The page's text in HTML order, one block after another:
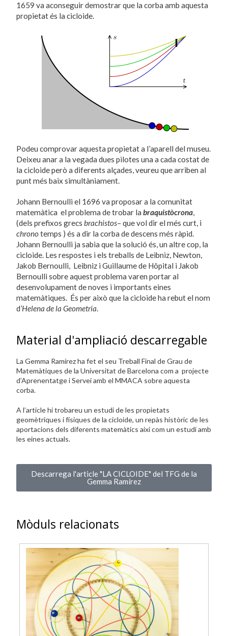
1659 va aconseguir demostrar que la corba amb aquesta
propietat és la cicloide.
Podeu comprovar aquesta propietat a l’aparell del museu.
Deixeu anar a la vegada dues pilotes una a cada costat de
la cicloide però a diferents alçades, veureu que arriben al
punt més baix simultàniament.
Johann Bernoulli el 1696 va proposar a la comunitat
matemàtica el problema de trobar labraquistòcrona,
(dels prefixos grecsbrachistos– que vol dir el més curt, i
chronotemps ) és a dir la corba de descens més ràpid.
Johann Bernoulli ja sabia que la solució és, un altre cop, la
cicloide. Les respostes i els treballs de Leibniz, Newton,
Jakob Bernoulli, Leibniz i Guillaume de Hôpital i Jakob
Bernoulli sobre aquest problema varen portar al
desenvolupament de noves i importants eines
matemàtiques. És per això que la cicloide ha rebut el nom
d’Helena de la Geometria.
Material d'ampliació descarregable
La Gemma Ramírez ha fet el seu Treball Final de Grau de
Matemàtiques de la Universitat de Barcelona com a projecte
d’Aprenentatge i Servei amb el MMACA sobre aquesta
corba.
A l’article hi trobareu un estudi de les propietats
geomètriques i físiques de la cicloide, un repàs històric de les
aportacions dels diferents matemàtics així com un estudi amb
les eines actuals.
Descarrega l'article "LA CICLOIDE" del TFG de la
Gemma Ramírez
Mòduls relacionats